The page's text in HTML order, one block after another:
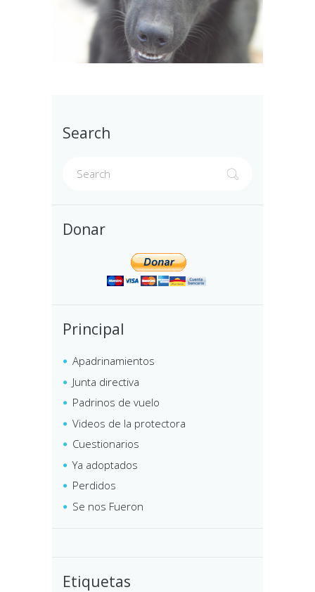
Search
Donar
Principal
Apadrinamientos
Junta directiva
Padrinos de vuelo
Videos de la protectora
Cuestionarios
Ya adoptados
Perdidos
Se nos Fueron
Etiquetas